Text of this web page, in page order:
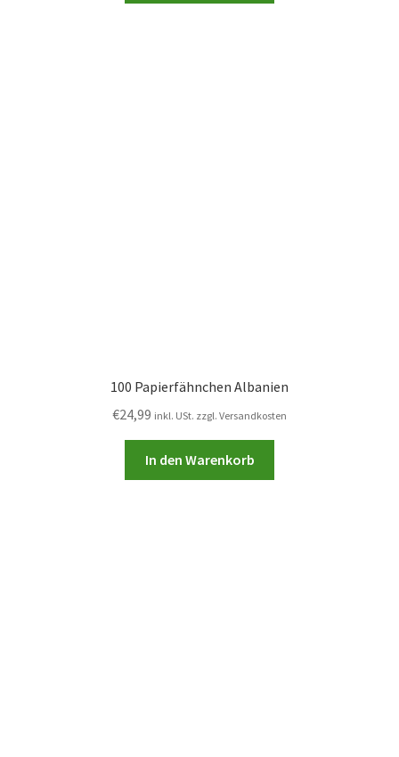
100 Papierfähnchen Albanien
€24,99 inkl. USt. zzgl. Versandkosten
In den Warenkorb